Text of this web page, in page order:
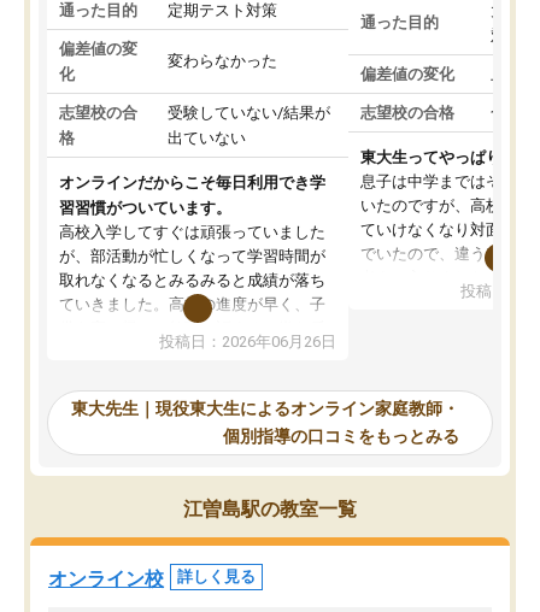
通った目的 定期テスト対策
偏差値の変
化
変わらなかった
志望校の合
格
受験していない/結果が
出ていない
オンラインだからこそ毎日利用でき学
習習慣がついています。
高校入学してすぐは頑張っていました
が、部活動が忙しくなって学習時間が
取れなくなるとみるみると成績が落ち
ていきました。高校の進度が早く、子
供も家に帰って勉強の話すると嫌な反
応を示します。東大先生にお願いして
れるので、親としても安心です。毎日
使える自習室とかもあり、わからない
ところがあれば先生が回答してくれる
のも重宝しています。
投稿日：2026年06月26日
通った目的
大学
対策
偏差値の変化 上が
志望校の合格 合格
東大生ってやっぱりすご
息子は中学まではそこそ
いたのですが、高校に入
ていけなくなり対面の塾
でいたので、違うアプロ
で、当初は模試でD判定
自習室が毎日使えていつ
るのが心強かったよう
謝です。
投稿日：
東大先生｜現役東大生によるオンライン家庭教師・
個別指導の口コミをもっとみる
江曽島駅の教室一覧
オンライン校 詳しく見る